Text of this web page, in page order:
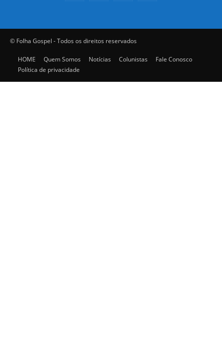
© Folha Gospel - Todos os direitos reservados
HOME Quem Somos Notícias Colunistas
Fale Conosco
Política de privacidade